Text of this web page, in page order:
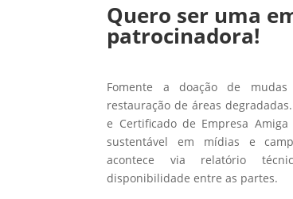
Quero ser uma
patrocinadora!
Fomente a doação de
restauração de áreas
e Certificado de Empresa
sustentável em mídias e
acontece via relatório
disponibilidade entre as partes.